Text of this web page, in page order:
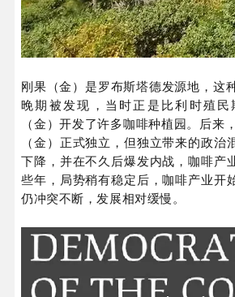
刚果（金）是罗布斯塔德发源地，这
晚期被发现，当时正是比利时殖
（金）开发了许多咖啡种植园。后来
（金）正式独立，但独立带来的政治
下降，并在不久后爆发内战，咖啡产
些年，局势稍有稳定后，咖啡产业开
仍冲突不断，发展相对缓慢。